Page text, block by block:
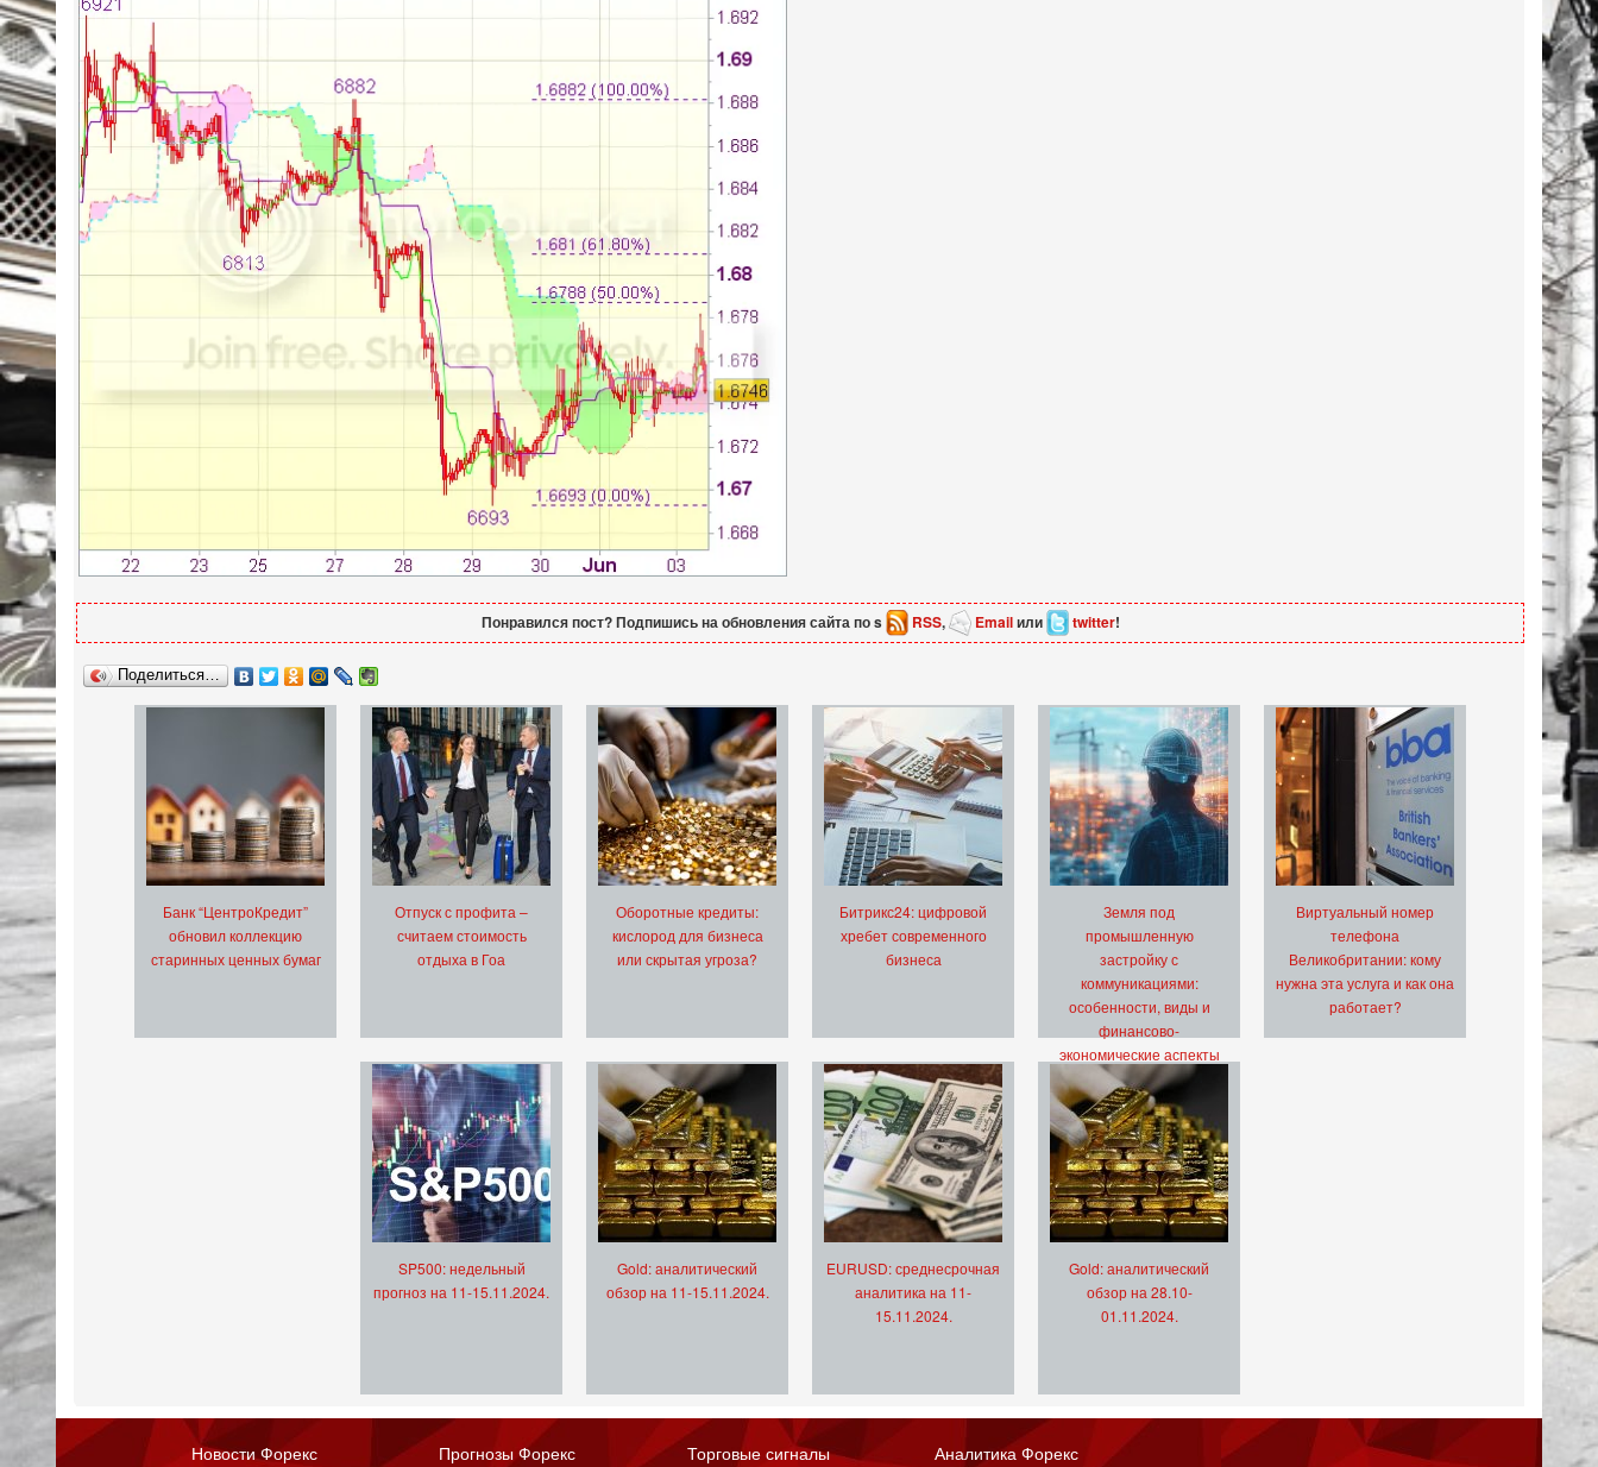
Понравился пост? Подпишись на обновления сайта по s RSS, Emailили twitter!
Поделиться…
Банк “ЦентроКредит”
обновил коллекцию
старинных ценных бумаг
Отпуск с профита –
считаем стоимость
отдыха в Гоа
Оборотные кредиты:
кислород для бизнеса
или скрытая угроза?
Битрикс24: цифровой
хребет современного
бизнеса
Земля под
промышленную
застройку с
коммуникациями:
особенности, виды и
финансово-
экономические аспекты
Виртуальный номер
телефона
Великобритании: кому
нужна эта услуга и как она
работает?
SP500: недельный
прогноз на 11-15.11.2024.
Gold: аналитический
обзор на 11-15.11.2024.
EURUSD: среднесрочная
аналитика на 11-
15.11.2024.
Gold: аналитический
обзор на 28.10-
01.11.2024.
Новости Форекс
Прогнозы Форекс
Торговые сигналы
Аналитика Форекс